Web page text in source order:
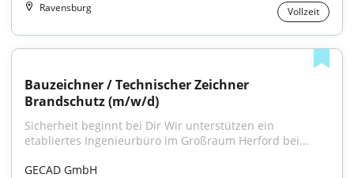
Ravensburg Vollzeit
Bauzeichner / Technischer Zeichner
Brandschutz (m/w/d)
Sicherheit beginnt bei Dir Wir unterstützen ein
etabliertes Ingenieurbüro im Großraum Herford bei...
GECAD GmbH